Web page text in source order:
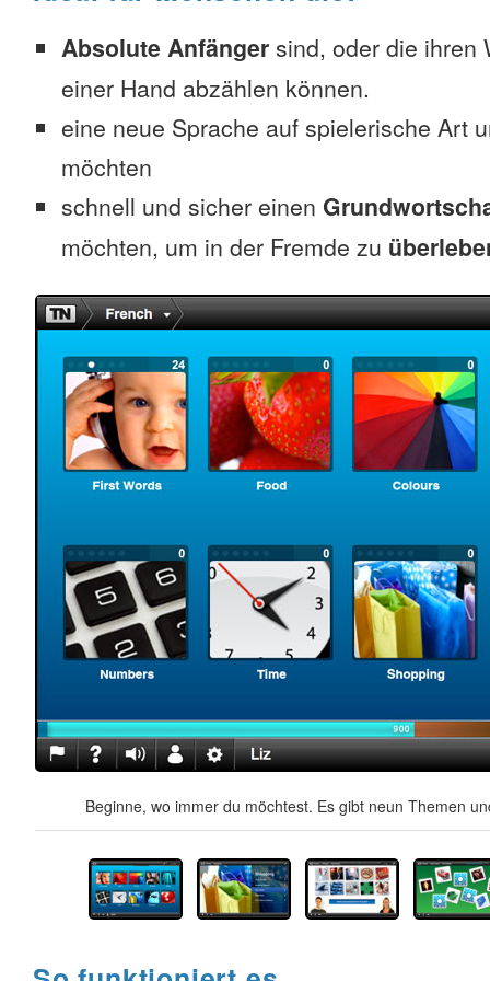
Absolute Anfänger sind, oder die ihren
einer Hand abzählen können.
eine neue Sprache auf spielerische Art
möchten
schnell und sicher einen
möchten, um in der Fremde zu
Beginne, wo immer du möchtest. Es gibt neun Themen